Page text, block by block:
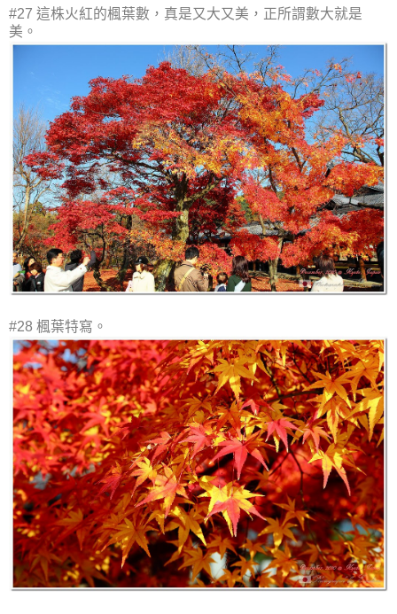
#27 這株火紅的楓葉數，真是又大又美，正所謂數大就是
美。
#28 楓葉特寫。